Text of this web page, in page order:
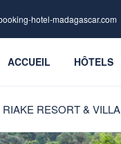
hotel-madagascar.com
ACCUEIL HÔTELS
RIAKE RESORT & VILLA